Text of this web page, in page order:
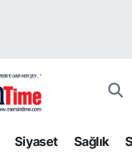
Siyaset Sağlık